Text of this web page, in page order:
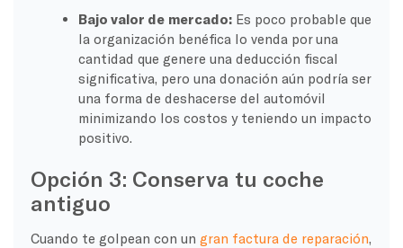
Bajo valor de mercado: Es poco probable que
la organización benéfica lo venda por una
cantidad que genere una deducción fiscal
significativa, pero una donación aún podría ser
una forma de deshacerse del automóvil
minimizando los costos y teniendo un impacto
positivo.
Opción 3: Conserva tu coche
antiguo
Cuando te golpean con un gran factura de reparación,